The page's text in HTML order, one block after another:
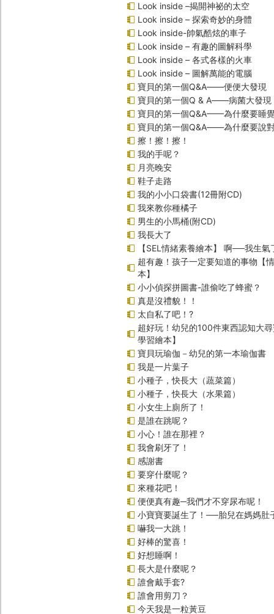
Look inside –揭開神祕的太空
Look inside – 探索奇妙的身體
Look inside-帥氣酷炫的車子
Look inside – 有趣的圖解科學
Look inside – 各式各樣的火車
Look inside – 圖解萬能的電腦
寶貝的第一個Q&A――便便大發現
寶貝的第一個Q & A――病菌大發現
寶貝的第一個Q&A——為什麼要睡
寶貝的第一個Q&A――為什麼要說
擦！擦！擦！
我的手呢？
月亮晚安
鞋子走路
我的小小口袋書(12冊附CD)
我來教你種橘子
男生的小馬桶(附CD)
我長大了
【SEL情緒素養繪本】 啊──我生氣
超有趣！孩子一定要知道的事物【
本】
小小偵探拼圖書-誰偷吃了蜂蜜？
真是沒禮貌！！
太自私了吧！?
超好玩！幼兒的100件東西認知大
學習繪本】
寶貝玩瑜伽－幼兒的第一本瑜伽書
我是一片葉子
小種子，快長大（蔬菜篇）
小種子，快長大（水果篇）
小女生上廁所了！
是誰在跳呢？
小心！誰在那裡？
我會刷牙了！
感謝書
要穿什麼呢？
來種花吧！
便便真有趣─我們才不穿尿布呢！
小寶寶要誕生了！──胎兒在媽媽肚
嚇我一大跳！
好棒的驚喜！
好想睡啊！
長大是什麼呢？
誰會戴手套?
誰會用剪刀？
今天我是一粒黃豆